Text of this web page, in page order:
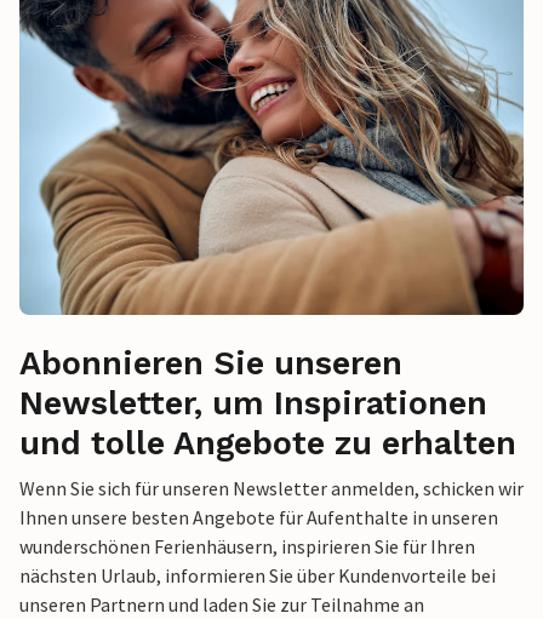
Abonnieren Sie unseren
Newsletter, um Inspirationen
und tolle Angebote zu erhalten
Wenn Sie sich für unseren Newsletter anmelden, schicken wir
Ihnen unsere besten Angebote für Aufenthalte in unseren
wunderschönen Ferienhäusern, inspirieren Sie für Ihren
nächsten Urlaub, informieren Sie über Kundenvorteile bei
unseren Partnern und laden Sie zur Teilnahme an